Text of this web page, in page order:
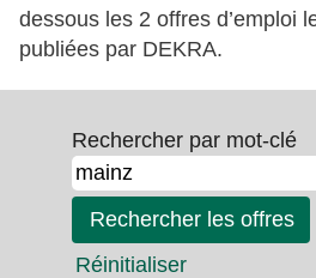
dessous les 2 offres d’emploi
publiées par DEKRA.
Rechercher par mot-clé
Réinitialiser